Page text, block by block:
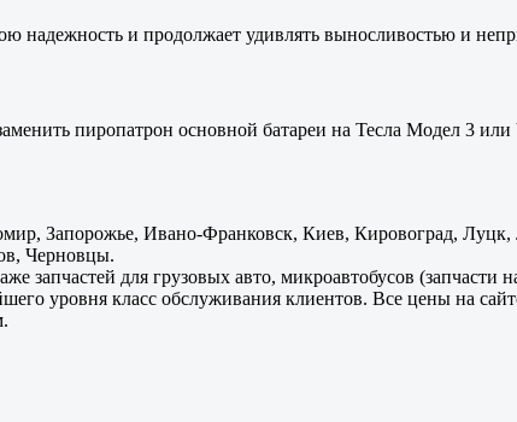
и продолжает удивлять выносливостью и
пиропатрон основной батареи на Тесла Модел 3 или
Запорожье, Ивано-Франковск, Киев, Кировоград,
Черновцы.
запчастей для грузовых авто, микроавтобусов
уровня класс обслуживания клиентов. Все цены на